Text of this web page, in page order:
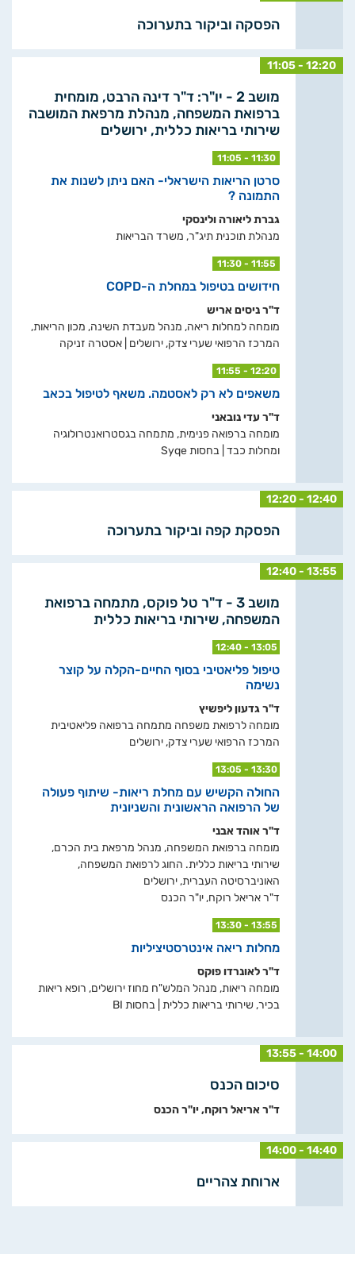
הפסקה וביקור בתערוכה
11:05 - 12:20
מושב 2 - יו"ר: ד"ר דינה הרבט, מומחית
ברפואת המשפחה, מנהלת מרפאת המושבה
שירותי בריאות כללית, ירושלים
11:05 - 11:30
סרטן הריאות הישראלי- האם ניתן לשנות את
התמונה ?
גברת ליאורה ולינסקי
מנהלת תוכנית תיג"ר, משרד הבריאות
11:30 - 11:55
חידושים בטיפול במחלת ה-COPD
ד"ר ניסים אריש
מומחה למחלות ריאה, מנהל מעבדת השינה, מכון הריאות,
המרכז הרפואי שערי צדק, ירושלים | אסטרה זניקה
11:55 - 12:20
משאפים לא רק לאסטמה. משאף לטיפול בכאב
ד"ר עדי נובאני
מומחה ברפואה פנימית, מתמחה בגסטרואנטרולוגיה
ומחלות כבד | בחסות Syqe
12:20 - 12:40
הפסקת קפה וביקור בתערוכה
12:40 - 13:55
מושב 3 - ד"ר טל פוקס, מתמחה ברפואת
המשפחה, שירותי בריאות כללית
12:40 - 13:05
טיפול פליאטיבי בסוף החיים-הקלה על קוצר
נשימה
ד"ר גדעון ליפשיץ
מומחה לרפואת משפחה מתמחה ברפואה פליאטיבית
המרכז הרפואי שערי צדק, ירושלים
13:05 - 13:30
החולה הקשיש עם מחלת ריאות- שיתוף פעולה
של הרפואה הראשונית והשניונית
ד"ר אוהד אבני
מומחה ברפואת המשפחה, מנהל מרפאת בית הכרם,
שירותי בריאות כללית. החוג לרפואת המשפחה,
האוניברסיטה העברית, ירושלים
ד"ר אריאל רוקח, יו"ר הכנס
13:30 - 13:55
מחלות ריאה אינטרסטיציליות
ד"ר לאונרדו פוקס
מומחה ריאות, מנהל המלש"ח מחוז ירושלים, רופא ריאות
בכיר, שירותי בריאות כללית | בחסות BI
13:55 - 14:00
סיכום הכנס
ד"ר אריאל רוקח, יו"ר הכנס
14:00 - 14:40
ארוחת צהריים